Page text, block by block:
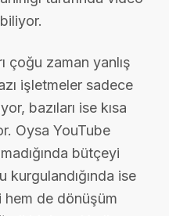
çoğu zaman yanlış
işletmeler sadece
bazıları ise kısa
Oysa YouTube
bütçeyi
ise
hem de dönüşüm